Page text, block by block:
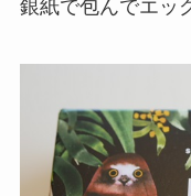
銀紙で包んでエッ